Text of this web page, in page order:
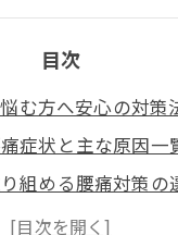
目次
む方へ安心の対策
症状と主な原因一
組める腰痛対策の
やすい時期と注意点